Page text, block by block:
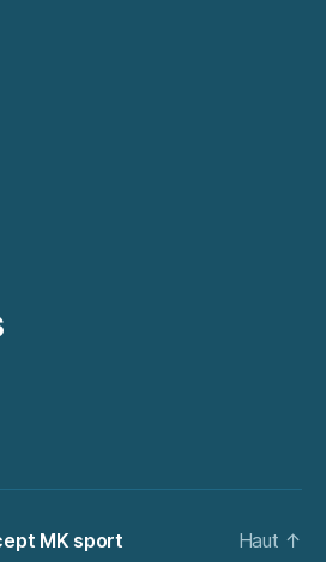
MK sport Haut ↑